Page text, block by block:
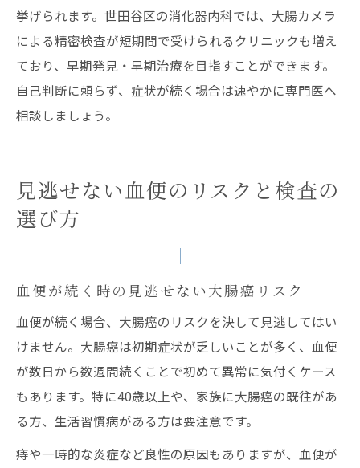
挙げられます。世田谷区の消化器内科では、大腸カメラ
による精密検査が短期間で受けられるクリニックも増え
ており、早期発見・早期治療を目指すことができます。
自己判断に頼らず、症状が続く場合は速やかに専門医へ
相談しましょう。
見逃せない血便のリスクと検査の
選び方
血便が続く時の見逃せない大腸癌リスク
血便が続く場合、大腸癌のリスクを決して見逃してはい
けません。大腸癌は初期症状が乏しいことが多く、血便
が数日から数週間続くことで初めて異常に気付くケース
もあります。特に40歳以上や、家族に大腸癌の既往があ
る方、生活習慣病がある方は要注意です。
痔や一時的な炎症など良性の原因もありますが、血便が